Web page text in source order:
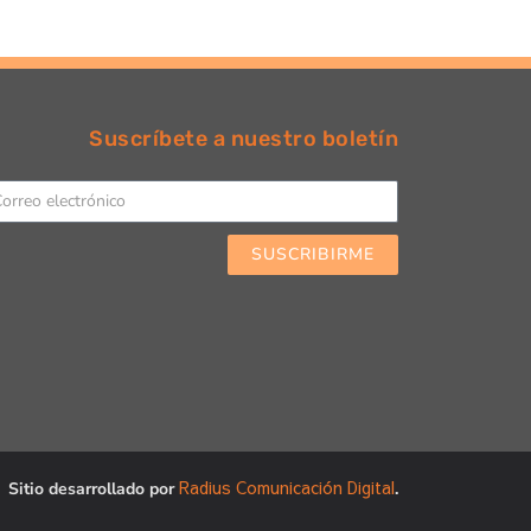
Suscríbete a nuestro boletín
SUSCRIBIRME
Sitio desarrollado porRadius Comunicación Digital.